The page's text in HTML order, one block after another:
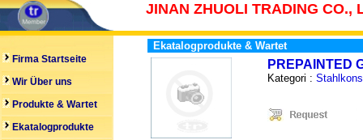
JINAN ZHUOLI TRADING CO.,
Firma Startseite
Wir Über uns
Produkte & Wartet
Ekatalogprodukte
Ekatalogprodukte & Wartet
PREPAINTED
Kategori :